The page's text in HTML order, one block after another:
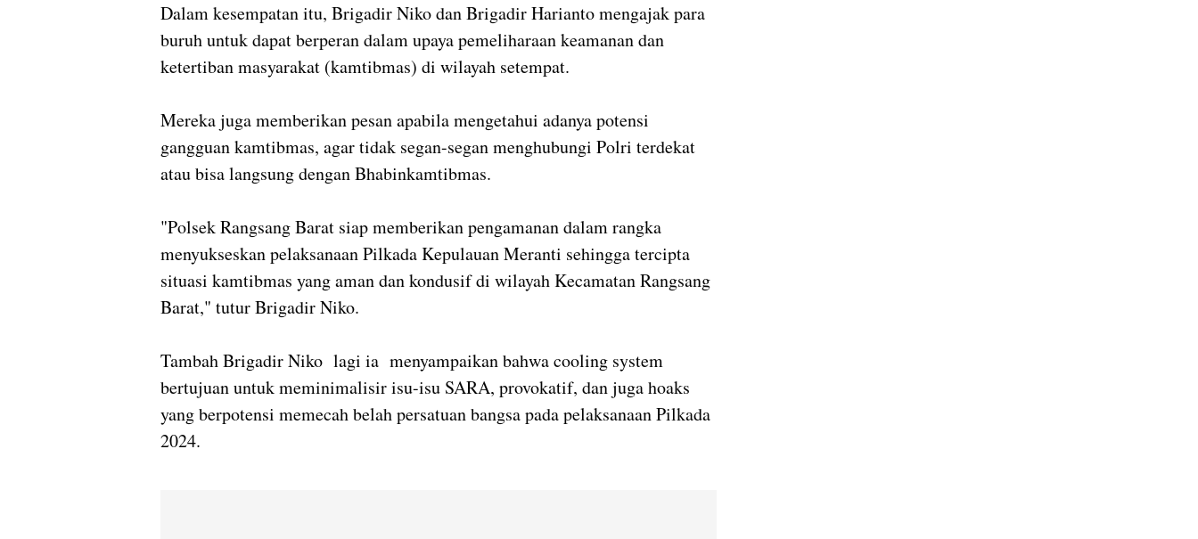
Dalam kesempatan itu, Brigadir Niko dan Brigadir Harianto mengajak para
buruh untuk dapat berperan dalam upaya pemeliharaan keamanan dan
ketertiban masyarakat (kamtibmas) di wilayah setempat.
Mereka juga memberikan pesan apabila mengetahui adanya potensi
gangguan kamtibmas, agar tidak segan-segan menghubungi Polri terdekat
atau bisa langsung dengan Bhabinkamtibmas.
"Polsek Rangsang Barat siap memberikan pengamanan dalam rangka
menyukseskan pelaksanaan Pilkada Kepulauan Meranti sehingga tercipta
situasi kamtibmas yang aman dan kondusif di wilayah Kecamatan Rangsang
Barat," tutur Brigadir Niko.
Tambah Brigadir Niko lagi ia menyampaikan bahwa cooling system
bertujuan untuk meminimalisir isu-isu SARA, provokatif, dan juga hoaks
yang berpotensi memecah belah persatuan bangsa pada pelaksanaan Pilkada
2024.